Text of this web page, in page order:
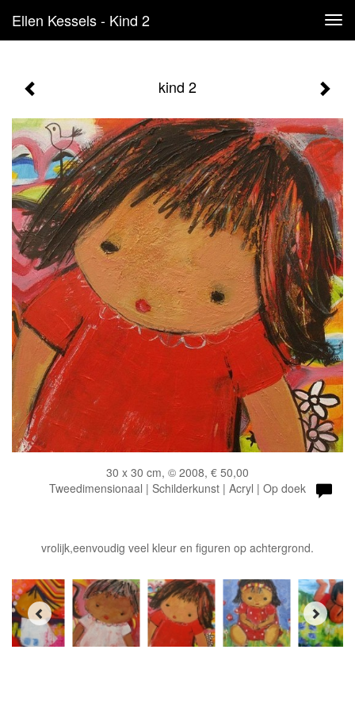
Ellen Kessels - Kind 2
kind 2
30 x 30 cm, © 2008, € 50,00
Tweedimensionaal | Schilderkunst | Acryl | Op doek
vrolijk,eenvoudig veel kleur en figuren op achtergrond.